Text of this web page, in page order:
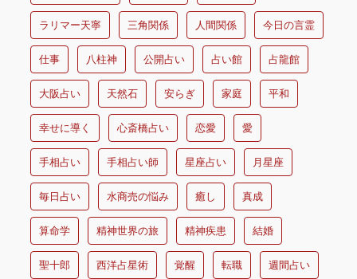
ラリマー天寧 三角関係 人間関係 今日の言霊
仕事 八柱神 公開占い 占い館 占龍館
大阪占い 天然石 安らぎ 家庭 平和
幸せに導く 心斎橋占い 恋愛 愛
手相占い 手相占い師 星座占い 月星座
毎日占い 水商売の悩み 癒し 真成
算命学 精神世界の旅 精神疾患 結婚
聖十郎 西洋占星術 覚醒 転職 週間占い